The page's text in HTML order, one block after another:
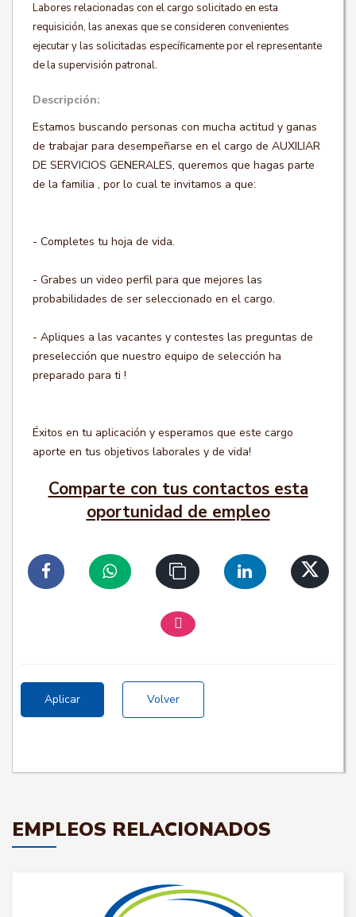
Labores relacionadas con el cargo solicitado en esta
requisición, las anexas que se consideren convenientes
ejecutar y las solicitadas específicamente por el representante
de la supervisión patronal.
Descripción:
Estamos buscando personas con mucha actitud y ganas
de trabajar para desempeñarse en el cargo de AUXILIAR
DE SERVICIOS GENERALES, queremos que hagas parte
de la familia , por lo cual te invitamos a que:
- Completes tu hoja de vida.
- Grabes un video perfil para que mejores las
probabilidades de ser seleccionado en el cargo.
- Apliques a las vacantes y contestes las preguntas de
preselección que nuestro equipo de selección ha
preparado para ti !
Éxitos en tu aplicación y esperamos que este cargo
aporte en tus objetivos laborales y de vida!
Comparte con tus contactos esta
oportunidad de empleo
Aplicar Volver
EMPLEOS RELACIONADOS